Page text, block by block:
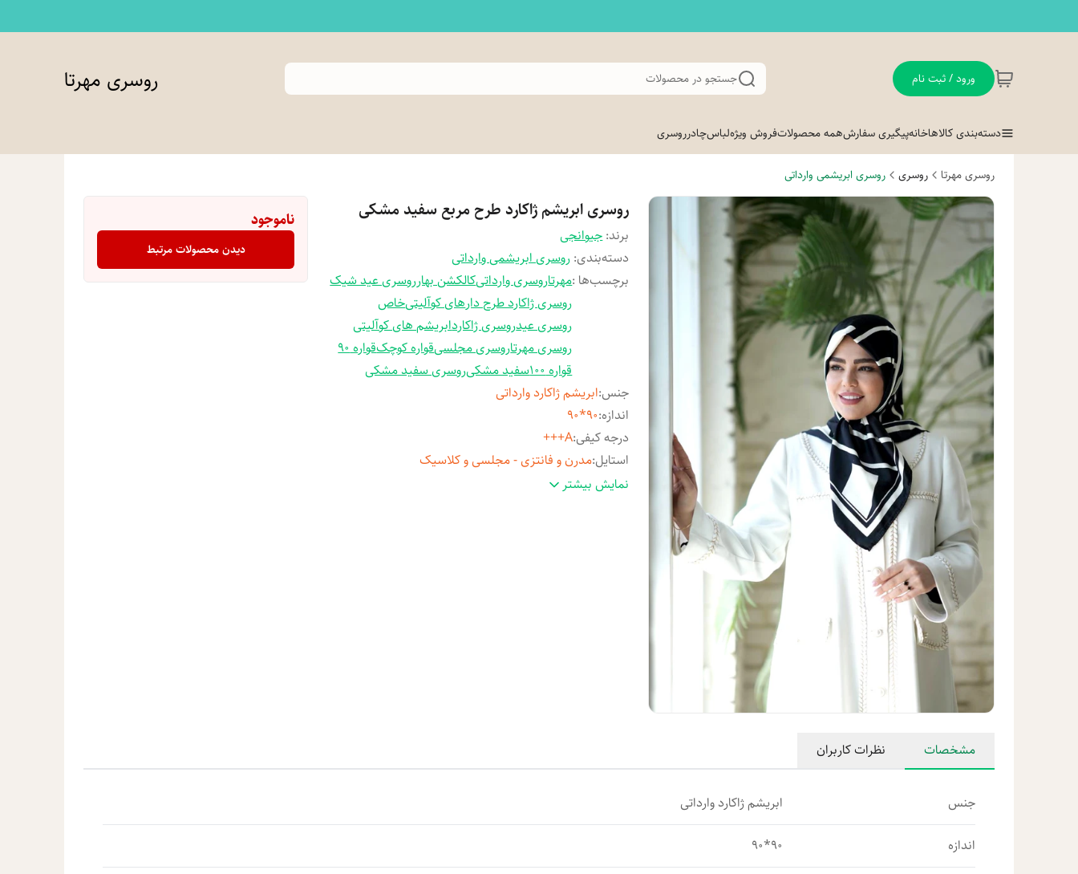
ورود / ثبت نام جستجو در محصولات روسری مهرتا
دسته‌بندی کالاهاخانهپیگیری سفارشهمه محصولاتفروش ویژهلباسچادرروسری
روسری مهرتا روسری روسری ابریشمی وارداتی
روسری ابریشم ژاکارد طرح مربع سفید مشکی
برند:جیوانجی
دسته‌بندی: روسری ابریشمی وارداتی
برچسب‌ها :مهرتاروسری وارداتیکالکشن بهارروسری عید شیک
روسری ژاکارد طرح دارهای کوآلیتیخاص
روسری عیدروسری ژاکاردابریشم های کوآلیتی
روسری مهرتاروسری مجلسیقواره کوچکقواره 90
قواره 100
سفید مشکیروسری سفید مشکی
جنس:ابریشم ژاکارد وارداتی
اندازه:
90*90
درجه کیفی:
A+++
استایل:مدرن و فانتزی - مجلسی و کلاسیک
مناسب فصل: چهارفصل نمایش بیشتر
ناموجود
دیدن محصولات مرتبط
مشخصات نظرات کاربران
جنس ابریشم ژاکارد وارداتی
اندازه 90*90